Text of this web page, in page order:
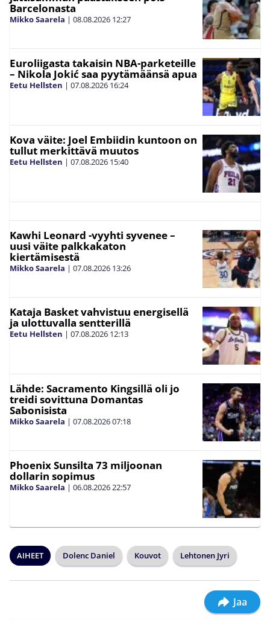
Barcelonasta
Mikko Saarela | 08.08.2026 12:27
Euroliigasta takaisin NBA-parketeille
– Nikola Jokić saa pyytämäänsä apua
Eetu Hellsten | 07.08.2026 16:24
Kova väite: Joel Embiidin kuntoon on
tullut merkittävä muutos
Eetu Hellsten | 07.08.2026 15:40
Kawhi Leonard -vyyhti syvenee –
uusi väite palkkakaton
kiertämisestä
Mikko Saarela | 07.08.2026 13:26
Kataja Basket vahvistuu energisellä
ja ulottuvalla sentterillä
Eetu Hellsten | 07.08.2026 12:13
Lähde: Sacramento Kingsillä oli jo
treidi sovittuna Domantas
Sabonisista
Mikko Saarela | 07.08.202607:18
Phoenix Sunsilta 73 miljoonan
dollarin sopimus
Mikko Saarela | 06.08.202622:57
AIHEET Dolenc Daniel Kouvot Lehtonen Jyri
Jaa